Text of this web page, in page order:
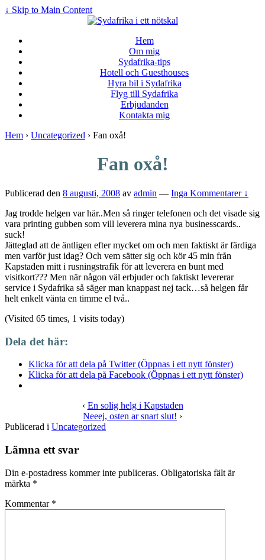
↓ Skip to Main Content
Hem
Om mig
Sydafrika-tips
Hotell och Guesthouses
Hyra bil i Sydafrika
Flyg till Sydafrika
Erbjudanden
Kontakta mig
Hem › Uncategorized › Fan oxå!
Fan oxå!
Publicerad den 8 augusti, 2008 av admin — Inga Kommentarer ↓
Jag trodde helgen var här..Men så ringer telefonen och det visade sig
vara printing gubben som vill leverera mina nya businesscards..
suck!
Jätteglad att de äntligen efter mycket om och men faktiskt är färdiga
men varför just idag? Och vem sätter sig och kör 45 min från
Kapstaden mitt i rusningstrafik för att leverera en bunt med
visitkort??? Men när någon väl erbjuder och faktiskt levererar
service i Sydafrika så säger man knappast nej tack…så helgen får
helt enkelt vänta en timme el två..
(Visited 65 times, 1 visits today)
Dela det här:
Klicka för att dela på Twitter (Öppnas i ett nytt fönster)
Klicka för att dela på Facebook (Öppnas i ett nytt fönster)
‹ En solig helg i Kapstaden
Neeej, osten ar snart slut! ›
Publicerad i Uncategorized
Lämna ett svar
Din e-postadress kommer inte publiceras. Obligatoriska fält är
märkta *
Kommentar *